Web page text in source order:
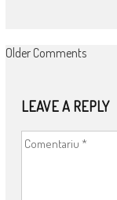
COMMENT
Older Comments
LEAVE A REPLY